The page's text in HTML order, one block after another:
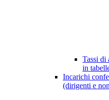
Tassi di
in
Incarichi
(dirigenti e